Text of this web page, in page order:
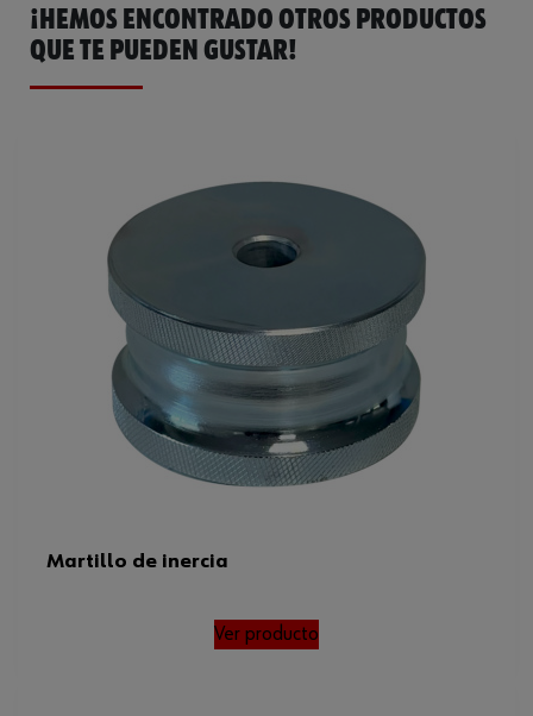
¡HEMOS ENCONTRADO OTROS PRODUCTOS
QUE TE PUEDEN GUSTAR!
Martillo de inercia
Ver producto